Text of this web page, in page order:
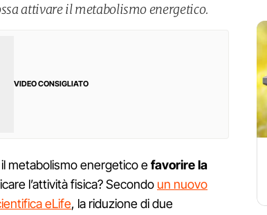
attivare il metabolismo energetico.
VIDEO CONSIGLIATO
metabolismo energetico efavorire la
l’attività fisica? Secondo un nuovo
eLife, la riduzione di due